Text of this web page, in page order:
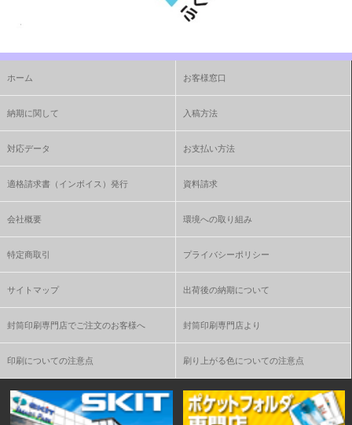
ホーム お客様窓口
納期に関して 入稿方法
対応データ お支払い方法
適格請求書（インボイス）発行 資料請求
会社概要 環境への取り組み
特定商取引 プライバシーポリシー
サイトマップ 出荷後の納期について
封筒印刷専門店でご注文のお客様へ 封筒印刷専門店より
印刷についての注意点 刷り上がる色についての注意点